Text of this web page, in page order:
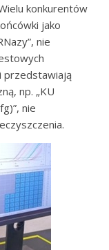
konkurentów
jako
nie
przedstawiają
np. „KU
nie